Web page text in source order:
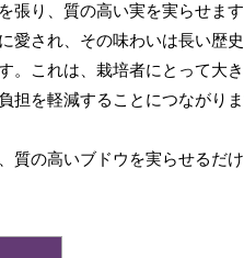
張り、質の高い実を実らせます
され、その味わいは長い歴
。これは、栽培者にとって大
担を軽減することにつながり
質の高いブドウを実らせるだ